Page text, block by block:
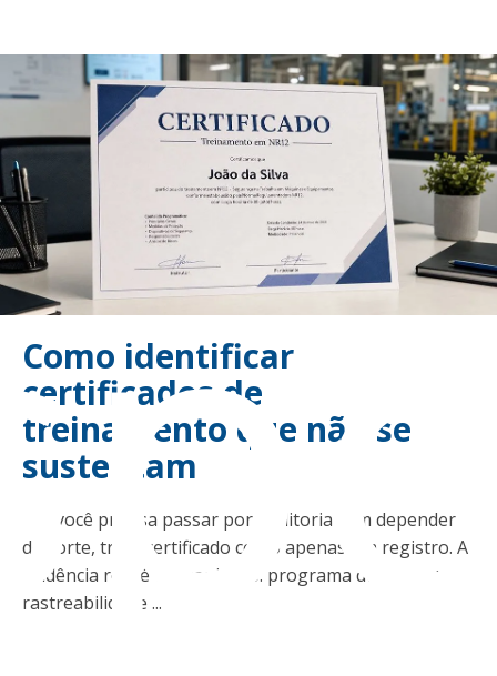
Como identificar
certificados de
treinamento que não se
sustentam
Se você precisa passar por auditoria sem depender
de sorte, trate certificado como apenas um registro. A
evidência real é um conjunto: programa do curso +
rastreabilidade ...